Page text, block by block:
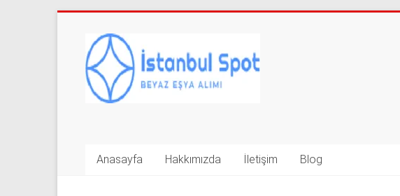
contentİkinci
El
Beyaz
Alan
Anasayfa Hakkımızda İletişim Blog